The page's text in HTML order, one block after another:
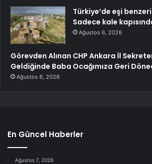
Türkiye’de eşi
Sadece kale
Ağustos 6, 2026
Görevden Alınan CHP Ankara İl
Geldiğinde Baba Ocağımıza Geri
Ağustos 6, 2026
En Güncel Haberler
Ağustos 7, 2026